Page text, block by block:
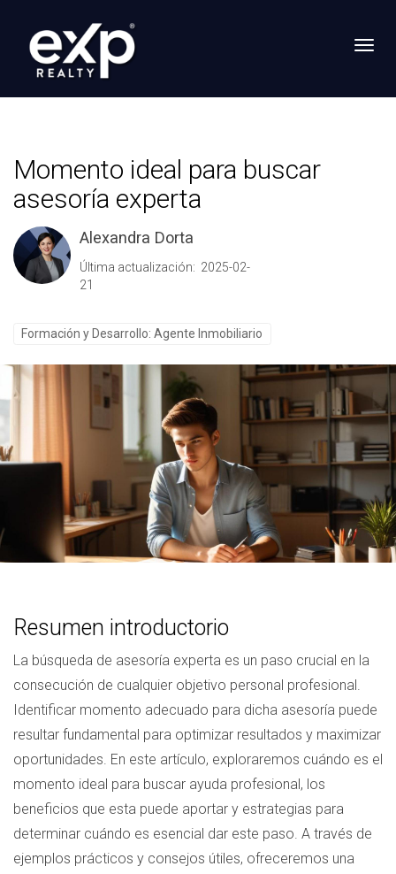
Momento ideal para buscar
asesoría experta
Alexandra Dorta
Última actualización: 2025-02-
21
Formación y Desarrollo: Agente Inmobiliario
Resumen introductorio
La búsqueda de asesoría experta es un paso crucial en la
consecución de cualquier objetivo personal profesional.
Identificar momento adecuado para dicha asesoría puede
resultar fundamental para optimizar resultados y maximizar
oportunidades. En este artículo, exploraremos cuándo es el
momento ideal para buscar ayuda profesional, los
beneficios que esta puede aportar y estrategias para
determinar cuándo es esencial dar este paso. A través de
ejemplos prácticos y consejos útiles, ofreceremos una